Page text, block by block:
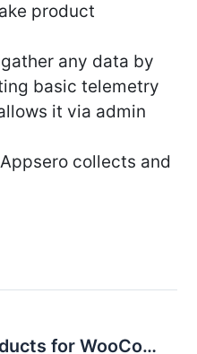
product
any data by
basic telemetry
it via admin
collects and
Load More Products for WooCommerce